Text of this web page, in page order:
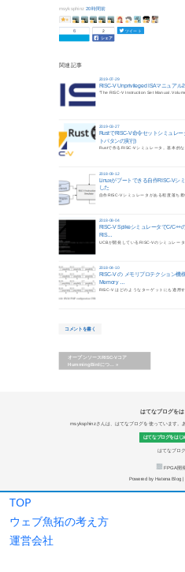
TOP
ウェブ魚拓の考え方
運営会社